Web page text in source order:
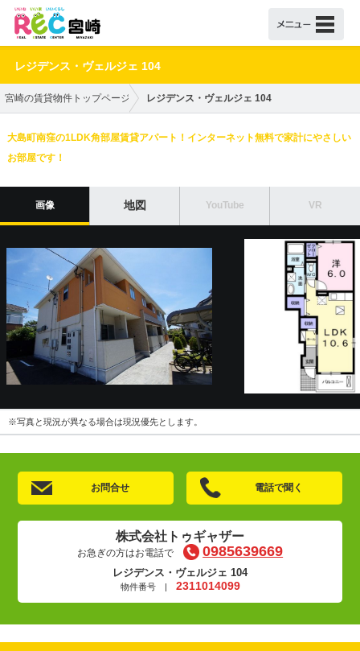
レジデンス・ヴェルジェ 104
宮崎の賃貸物件トップページ レジデンス・ヴェルジェ 104
大島町南窪の1LDK角部屋賃貸アパート！インターネット無料で家計にやさしい
お部屋です！
画像 地図 YouTube VR
※写真と現況が異なる場合は現況優先とします。
お問合せ 電話で聞く
株式会社トゥギャザー
お急ぎの方はお電話で 0985639669
レジデンス・ヴェルジェ 104
物件番号 | 2311014099